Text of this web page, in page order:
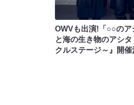
OWVも出演!「○○のア
と海の生き物のアシ
クルステージ～』開催